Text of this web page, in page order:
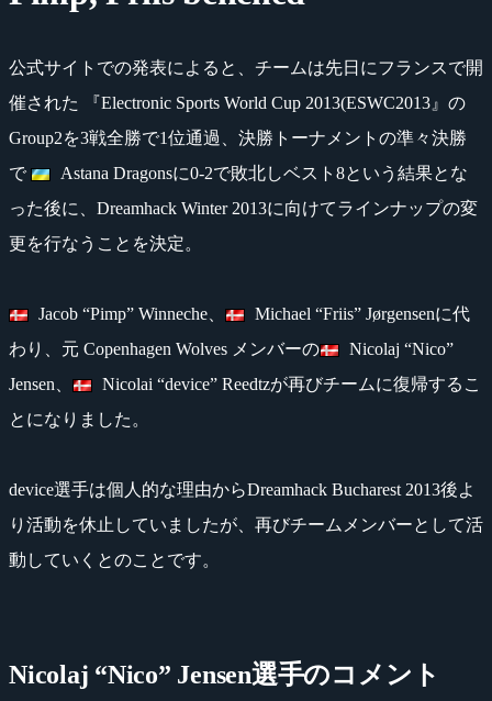
公式サイトでの発表によると、チームは先日にフランスで開
催された 『Electronic Sports World Cup 2013(ESWC2013』の
Group2を3戦全勝で1位通過、決勝トーナメントの準々決勝
で
Astana Dragonsに0-2で敗北しベスト8という結果とな
った後に、Dreamhack Winter 2013に向けてラインナップの変
更を行なうことを決定。
Jacob “Pimp” Winneche、
Michael “Friis” Jørgensenに代
わり、元 Copenhagen Wolves メンバーの
Nicolaj “Nico”
Jensen、
Nicolai “device” Reedtzが再びチームに復帰するこ
とになりました。
device選手は個人的な理由からDreamhack Bucharest 2013後よ
り活動を休止していましたが、再びチームメンバーとして活
動していくとのことです。
Nicolaj “Nico” Jensen選手のコメント